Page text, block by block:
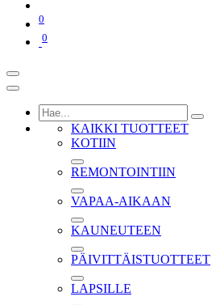
0
0
KAIKKI TUOTTEET
KOTIIN
REMONTOINTIIN
VAPAA-AIKAAN
KAUNEUTEEN
PÄIVITTÄISTUOTTEET
LAPSILLE